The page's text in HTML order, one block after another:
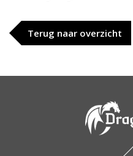
Terug naar overzicht